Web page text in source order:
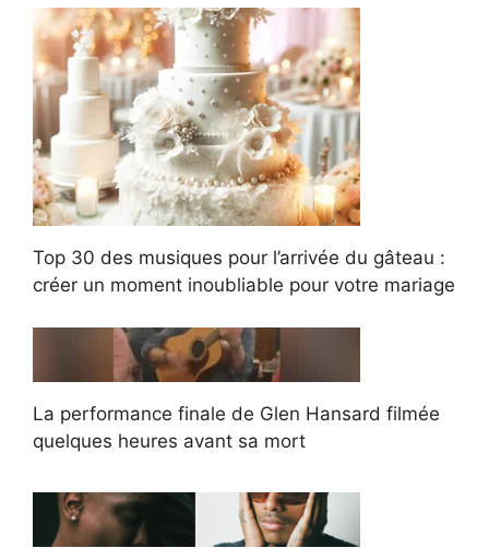
Top 30 des musiques pour l’arrivée du gâteau :
créer un moment inoubliable pour votre mariage
La performance finale de Glen Hansard filmée
quelques heures avant sa mort